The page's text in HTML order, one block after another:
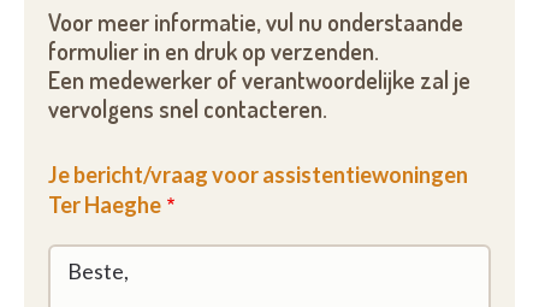
Voor meer informatie, vul nu onderstaande
formulier in en druk op verzenden.
Een medewerker of verantwoordelijke zal je
vervolgens snel contacteren.
Je bericht/vraag voor assistentiewoningen
Ter Haeghe